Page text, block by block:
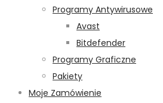
Programy Antywirusowe
Avast
Bitdefender
Programy Graficzne
Pakiety
Moje Zamówienie